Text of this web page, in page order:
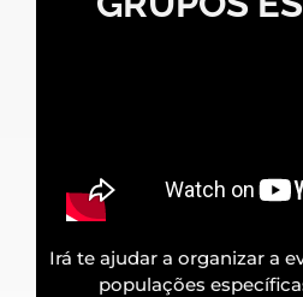
Irá te ajudar a organizar a
populações